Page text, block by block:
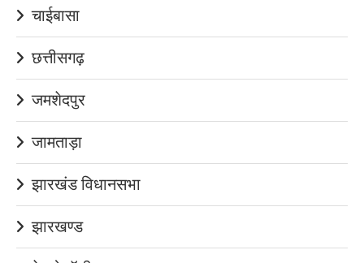
चाईबासा
छत्तीसगढ़
जमशेदपुर
जामताड़ा
झारखंड विधानसभा
झारखण्ड